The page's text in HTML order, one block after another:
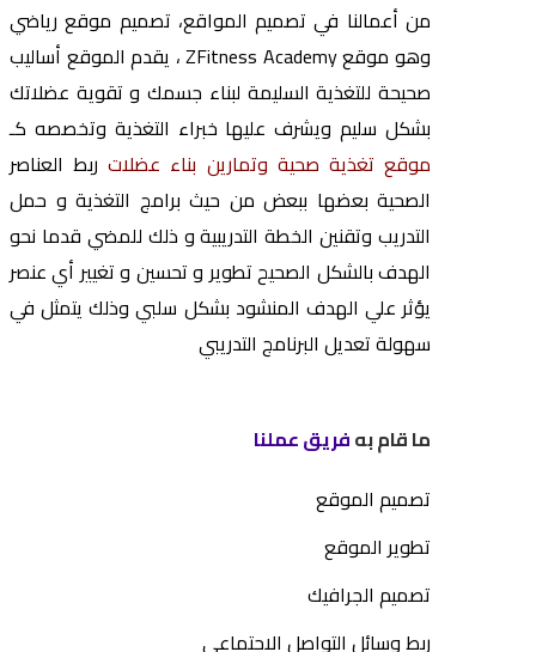
من أعمالنا في تصميم المواقع، تصميم موقع رياضي
وهو موقع ZFitness Academy ، يقدم الموقع أساليب
صحيحة للتغذية السليمة لبناء جسمك و تقوية عضلاتك
بشكل سليم ويشرف عليها خبراء التغذية وتخصصه كـ
موقع تغذية صحية وتمارين بناء عضلات ربط العناصر
الصحية بعضها ببعض من حيث برامج التغذية و حمل
التدريب وتقنين الخطة التدريبية و ذلك للمضي قدما نحو
الهدف بالشكل الصحيح تطوير و تحسين و تغيير أي عنصر
يؤثر علي الهدف المنشود بشكل سلبي وذلك يتمثل في
سهولة تعديل البرنامج التدريبي
ما قام بهفريق عملنا
تصميم الموقع
تطوير الموقع
تصميم الجرافيك
ربط وسائل التواصل الاجتماعي